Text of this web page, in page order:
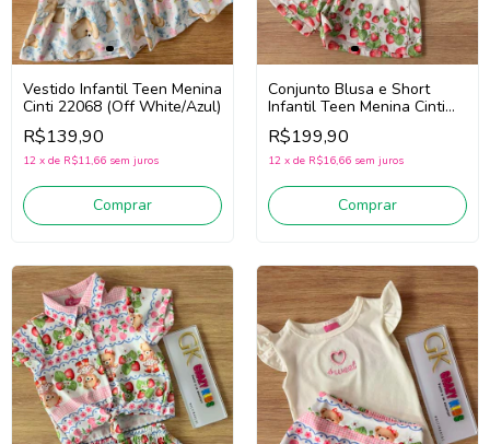
Vestido Infantil Teen Menina
Cinti 22068 (Off White/Azul)
R$139,90
12 x de R$11,66 sem juros
Comprar
Conjunto Blusa e Short
Infantil Teen Menina Cinti
22202 (Off
White/Vermelho)
R$199,90
12 x de R$16,66 sem juros
Comprar